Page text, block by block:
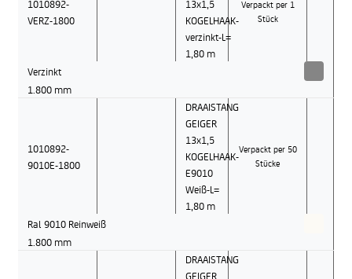
1010892-
VERZ-1800
13x1,5
KOGELHAAK-
verzinkt-L=
1,80 m
Verpackt per 1
Stück
Verzinkt
1.800 mm
1010892-
9010E-1800
DRAAISTANG
GEIGER
13x1,5
KOGELHAAK-
E9010
Weiß-L=
1,80 m
Verpackt per 50
Stücke
Ral 9010 Reinweiß
1.800 mm
DRAAISTANG
GEIGER